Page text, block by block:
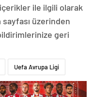
ile ilgili olarak
üzerinden
geri
Uefa Avrupa Ligi